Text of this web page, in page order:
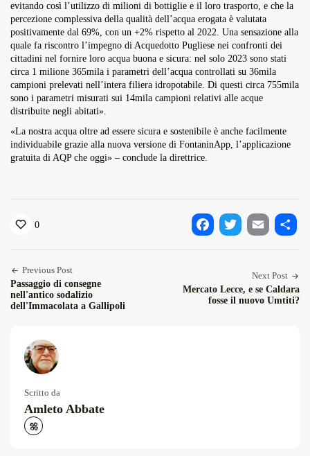
evitando così l’utilizzo di milioni di bottiglie e il loro trasporto, e che la
percezione complessiva della qualità dell’acqua erogata è valutata
positivamente dal 69%, con un +2% rispetto al 2022. Una sensazione alla
quale fa riscontro l’impegno di Acquedotto Pugliese nei confronti dei
cittadini nel fornire loro acqua buona e sicura: nel solo 2023 sono stati
circa 1 milione 365mila i parametri dell’acqua controllati su 36mila
campioni prelevati nell’intera filiera idropotabile. Di questi circa 755mila
sono i parametri misurati sui 14mila campioni relativi alle acque
distribuite negli abitati».
«La nostra acqua oltre ad essere sicura e sostenibile è anche facilmente
individuabile grazie alla nuova versione di FontaninApp, l’applicazione
gratuita di AQP che oggi» – conclude la direttrice.
0
Previous Post
Passaggio di consegne
nell'antico sodalizio
dell'Immacolata a Gallipoli
Next Post
Mercato Lecce, e se Caldara
fosse il nuovo Umtiti?
Scritto da
Amleto Abbate